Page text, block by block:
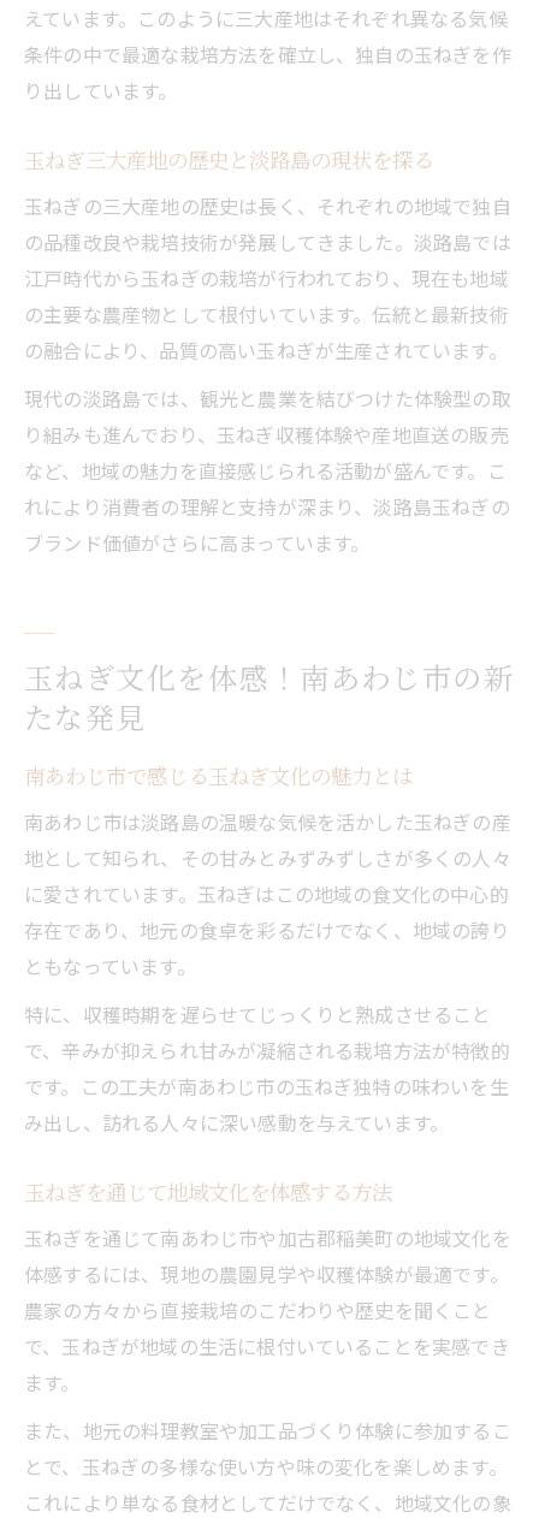
えています。このように三大産地はそれぞれ異なる気候
条件の中で最適な栽培方法を確立し、独自の玉ねぎを作
り出しています。
玉ねぎ三大産地の歴史と淡路島の現状を探る
玉ねぎの三大産地の歴史は長く、それぞれの地域で独自
の品種改良や栽培技術が発展してきました。淡路島では
江戸時代から玉ねぎの栽培が行われており、現在も地域
の主要な農産物として根付いています。伝統と最新技術
の融合により、品質の高い玉ねぎが生産されています。
現代の淡路島では、観光と農業を結びつけた体験型の取
り組みも進んでおり、玉ねぎ収穫体験や産地直送の販売
など、地域の魅力を直接感じられる活動が盛んです。こ
れにより消費者の理解と支持が深まり、淡路島玉ねぎの
ブランド価値がさらに高まっています。
玉ねぎ文化を体感！南あわじ市の新
たな発見
南あわじ市で感じる玉ねぎ文化の魅力とは
南あわじ市は淡路島の温暖な気候を活かした玉ねぎの産
地として知られ、その甘みとみずみずしさが多くの人々
に愛されています。玉ねぎはこの地域の食文化の中心的
存在であり、地元の食卓を彩るだけでなく、地域の誇り
ともなっています。
特に、収穫時期を遅らせてじっくりと熟成させること
で、辛みが抑えられ甘みが凝縮される栽培方法が特徴的
です。この工夫が南あわじ市の玉ねぎ独特の味わいを生
み出し、訪れる人々に深い感動を与えています。
玉ねぎを通じて地域文化を体感する方法
玉ねぎを通じて南あわじ市や加古郡稲美町の地域文化を
体感するには、現地の農園見学や収穫体験が最適です。
農家の方々から直接栽培のこだわりや歴史を聞くこと
で、玉ねぎが地域の生活に根付いていることを実感でき
ます。
また、地元の料理教室や加工品づくり体験に参加するこ
とで、玉ねぎの多様な使い方や味の変化を楽しめます。
これにより単なる食材としてだけでなく、地域文化の象